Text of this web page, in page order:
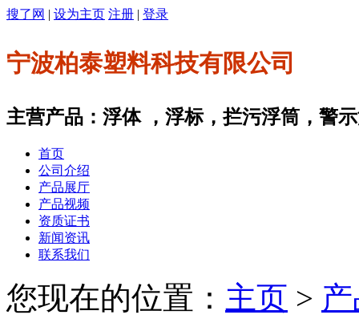
搜了网 | 设为主页 注册 | 登录
宁波柏泰塑料科技有限公司
主营产品：浮体 ，浮标，拦污浮筒，警
首页
公司介绍
产品展厅
产品视频
资质证书
新闻资讯
联系我们
您现在的位置： 主页 >